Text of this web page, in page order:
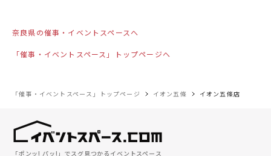
奈良県の催事・イベントスペースへ
「催事・イベントスペース」トップページへ
「催事・イベントスペース」トップページ イオン五條 イオン五條店
「ポンッ! パッ!」でスグ見つかるイベントスペース